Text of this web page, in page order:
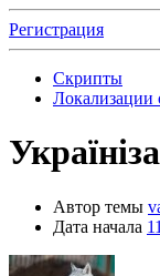
Регистрация
Скрипты
Локализации
Автор темы
Дата начала